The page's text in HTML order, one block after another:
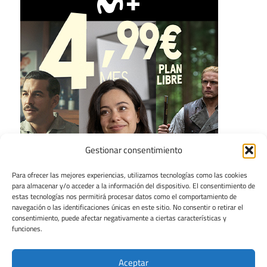
Gestionar consentimiento
Para ofrecer las mejores experiencias, utilizamos tecnologías como las cookies
para almacenar y/o acceder a la información del dispositivo. El consentimiento de
estas tecnologías nos permitirá procesar datos como el comportamiento de
navegación o las identificaciones únicas en este sitio. No consentir o retirar el
consentimiento, puede afectar negativamente a ciertas características y
funciones.
Aceptar